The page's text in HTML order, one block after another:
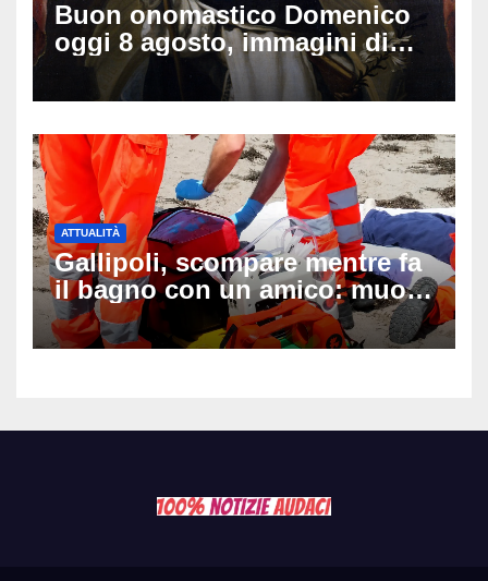
Buon onomastico Domenico
oggi 8 agosto, immagini di
auguri da condividere
ATTUALITÀ
Gallipoli, scompare mentre fa
il bagno con un amico: muore
a 19 anni dopo 45 minuti di
disperati tentativi di